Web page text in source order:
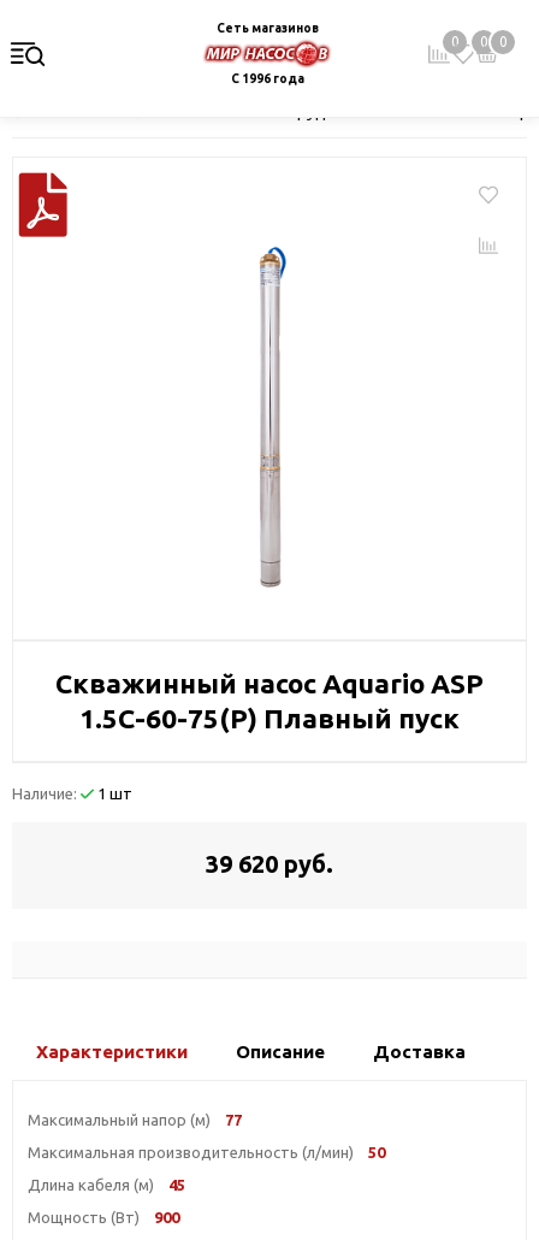
Сеть магазинов
С 1996 года
0 0 0
Скважинный насос Aquario ASP
1.5С-60-75(P) Плавный пуск
Наличие: 1 шт
39 620 руб.
Характеристики Описание Доставка
Максимальный напор (м)
77
Максимальная производительность (л/мин)
50
Длина кабеля (м)
45
Мощность (Вт)
900